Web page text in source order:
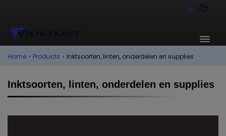
NL
Home › Products › Inktsoorten, linten, onderdelen en supplies
Inktsoorten, linten, onderdelen en supplies